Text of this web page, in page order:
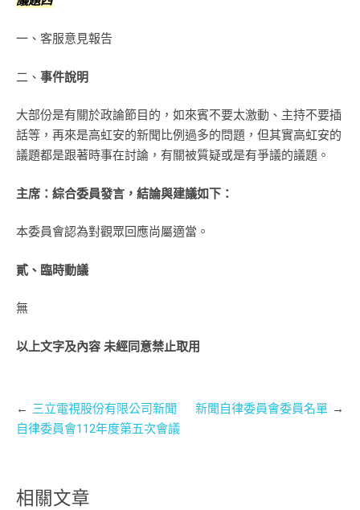
一、客服意見報告
二、 事件說明
大部份是有關於政論節目的，如來賓不要太激動、主持不要插
話等，再來是高虹安的新聞比例過多的問題，但其實高虹安的
議題都是跟著時事在討論，有關被質疑或是有爭議的議題。
主席：綜合委員發言，結論與建議如下：
本委員會認為對觀眾回應尚屬適當。
貳、臨時動議
無
以上文字及內容 未經同意禁止取用
文
章
三立電視股份有限公司新聞
自律委員會112年度第五次會議
新聞自律委員會委員名單
相關文章